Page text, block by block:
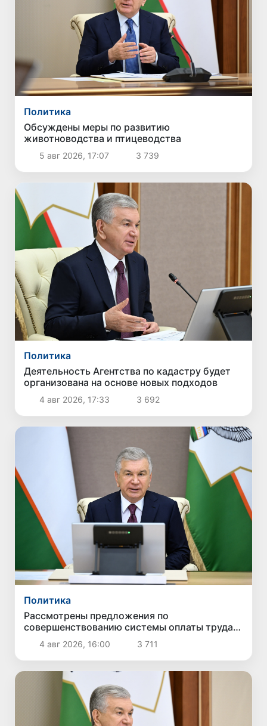
Политика
Обсуждены меры по развитию
животноводства и птицеводства
5 авг 2026, 17:07 3 739
Политика
Деятельность Агентства по кадастру будет
организована на основе новых подходов
4 авг 2026, 17:33 3 692
Политика
Рассмотрены предложения по
совершенствованию системы оплаты труда
государственных служащих
4 авг 2026, 16:00 3 711